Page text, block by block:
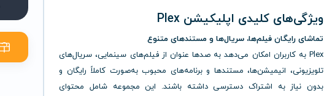
ویژگی‌های کلیدی اپلیکیشن Plex
تماشای رایگان فیلم‌ها، سریال‌ها و مستندهای متنوع
Plex به کاربران امکان می‌دهد به صدها عنوان از فیلم‌های سینمایی، سریال‌های
تلویزیونی، انیمیشن‌ها، مستندها و برنامه‌های محبوب به‌صورت کاملاً رایگان و
بدون نیاز به اشتراک دسترسی داشته باشند. این مجموعه شامل محتوای